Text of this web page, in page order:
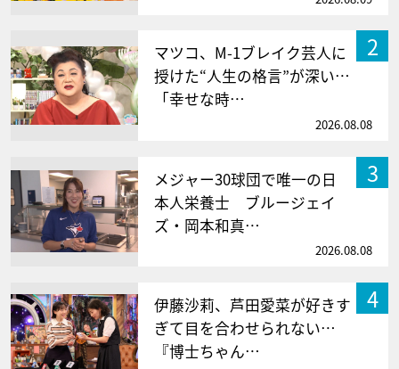
2
マツコ、M-1ブレイク芸人に
授けた“人生の格言”が深い…
「幸せな時…
2026.08.08
3
メジャー30球団で唯一の日
本人栄養士 ブルージェイ
ズ・岡本和真…
2026.08.08
4
伊藤沙莉、芦田愛菜が好きす
ぎて目を合わせられない…
『博士ちゃん…